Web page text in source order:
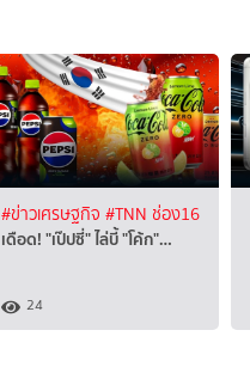
#ข่าวเศรษฐกิจ #TNN ช่อง16
เดือด! "เป๊ปซี่" ไล่บี้ "โค้ก"…
24